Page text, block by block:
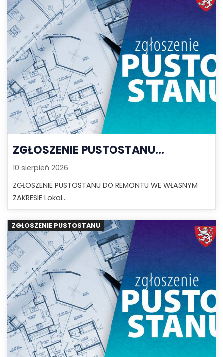
ZGŁOSZENIE PUSTOSTANU...
10 sierpień 2026
ZGŁOSZENIE PUSTOSTANU DO REMONTU WE WŁASNYM
ZAKRESIE Lokal...
ZGŁOSZENIE PUSTOSTANU